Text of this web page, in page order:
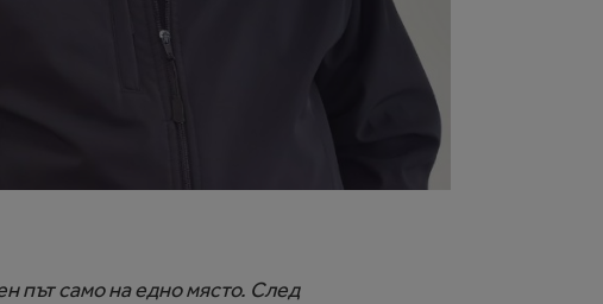
път само на едно място. След